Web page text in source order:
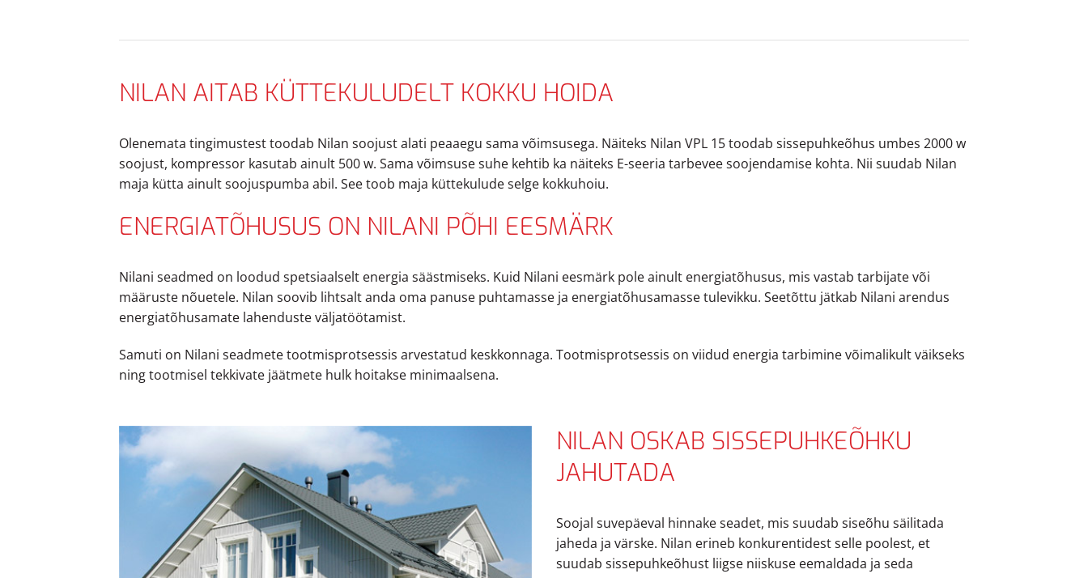
NILAN AITAB KÜTTEKULUDELT KOKKU HOIDA
Olenemata tingimustest toodab Nilan soojust alati peaaegu sama võimsusega. Näiteks Nilan VPL 15 toodab sissepuhkeõhus umbes 2000 w
soojust, kompressor kasutab ainult 500 w. Sama võimsuse suhe kehtib ka näiteks E-seeria tarbevee soojendamise kohta. Nii suudab Nilan
maja kütta ainult soojuspumba abil. See toob maja küttekulude selge kokkuhoiu.
ENERGIATÕHUSUS ON NILANI PÕHI EESMÄRK
Nilani seadmed on loodud spetsiaalselt energia säästmiseks. Kuid Nilani eesmärk pole ainult energiatõhusus, mis vastab tarbijate või
määruste nõuetele. Nilan soovib lihtsalt anda oma panuse puhtamasse ja energiatõhusamasse tulevikku. Seetõttu jätkab Nilani arendus
energiatõhusamate lahenduste väljatöötamist.
Samuti on Nilani seadmete tootmisprotsessis arvestatud keskkonnaga. Tootmisprotsessis on viidud energia tarbimine võimalikult väikseks
ning tootmisel tekkivate jäätmete hulk hoitakse minimaalsena.
NILAN OSKAB SISSEPUHKEÕHKU
JAHUTADA
Soojal suvepäeval hinnake seadet, mis suudab siseõhu säilitada
jaheda ja värske. Nilan erineb konkurentidest selle poolest, et
suudab sissepuhkeõhust liigse niiskuse eemaldada ja seda